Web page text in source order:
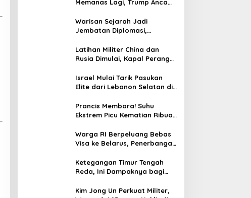
Memanas Lagi, Trump Ancam
Warisan Sejarah Jadi
Jembatan Diplomasi,
Konservasi Prambanan
Latihan Militer China dan
Rusia Dimulai, Kapal Perang
Dikerahkan
Israel Mulai Tarik Pasukan
Elite dari Lebanon Selatan di
Hizbullah
Prancis Membara! Suhu
Ekstrem Picu Kematian Ribuan
Warga RI Berpeluang Bebas
Visa ke Belarus, Penerbangan
Ketegangan Timur Tengah
Reda, Ini Dampaknya bagi
Kim Jong Un Perkuat Militer,